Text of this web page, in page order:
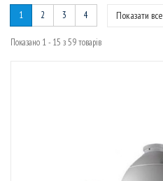
Показати все
1 2 3 4
Показано 1 - 15 з 59 товарів